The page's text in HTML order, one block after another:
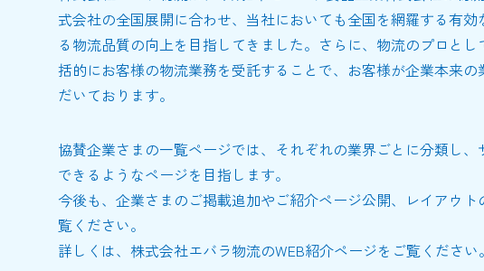
式会社の全国展開に合わせ、当社においても全国を網羅する有
る物流品質の向上を目指してきました。さらに、物流のプロと
括的にお客様の物流業務を受託することで、お客様が企業本来
だいております。
協賛企業さまの一覧ページでは、それぞれの業界ごとに分類し
できるようなページを目指します。
今後も、企業さまのご掲載追加やご紹介ページ公開、レイアウ
覧ください。
詳しくは、株式会社エバラ物流のWEB紹介ページをご覧ください。